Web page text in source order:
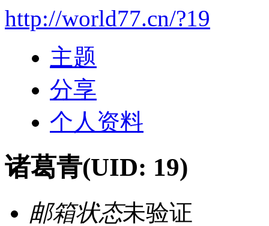
http://world77.cn/?19
主题
分享
个人资料
诸葛青(UID: 19)
邮箱状态未验证